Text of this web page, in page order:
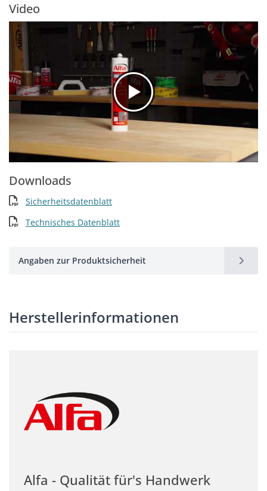
Video
Downloads
Sicherheitsdatenblatt
Technisches Datenblatt
Angaben zur Produktsicherheit
Herstellerinformationen
Alfa - Qualität für's Handwerk